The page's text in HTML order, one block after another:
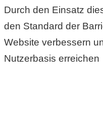
Durch den Einsatz
den Standard der
Website verbessern
Nutzerbasis erreichen